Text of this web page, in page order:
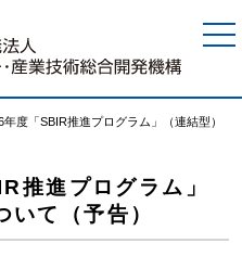
年度「SBIR推進プログラム」（連結型）
推進プログラム」
いて（予告）